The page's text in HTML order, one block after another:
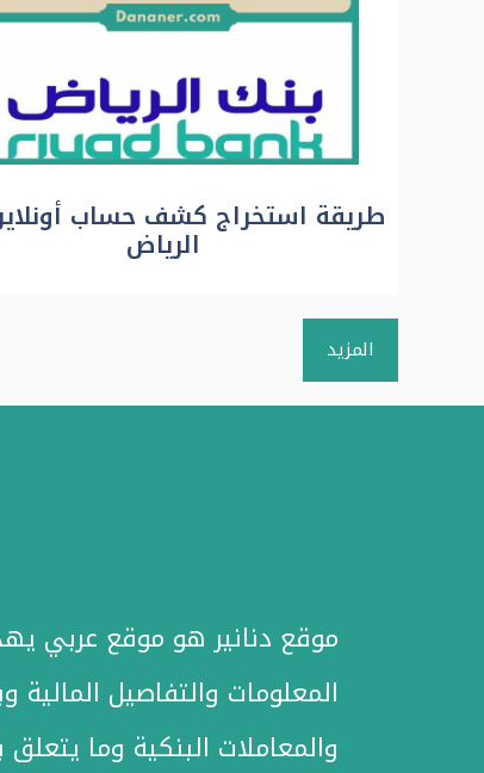
طريقة استخراج كشف حساب
الرياض
المزيد
موقع دنانير هو موقع عربي
المعلومات والتفاصيل المالية
والمعاملات البنكية وما يتعلق